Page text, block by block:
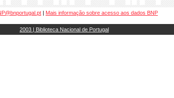
| Mais informação sobre acesso aos dados BNP
2003 | Biblioteca Nacional de Portugal